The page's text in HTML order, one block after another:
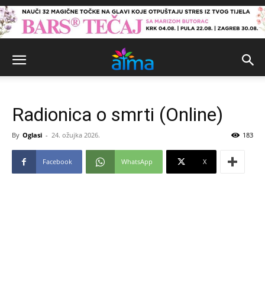
Radionica o smrti (Online)
By Oglasi - 24. ožujka 2026. 183
Facebook WhatsApp X